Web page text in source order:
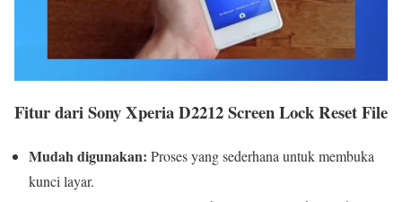
Fitur dari Sony Xperia D2212 Screen Lock Reset File
Mudah digunakan: Proses yang sederhana untuk membuka
kunci layar.